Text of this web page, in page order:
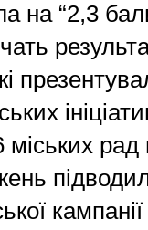
на “2,3
міських